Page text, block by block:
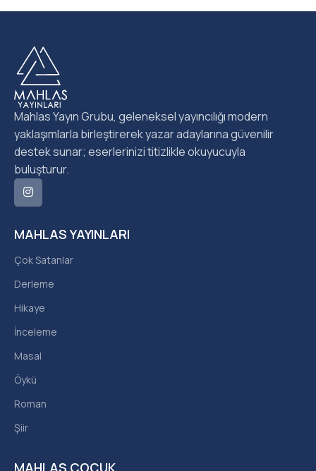
MAHLAS ÇOCUK
MAHLAS YAYINLARI
Çok Satanlar
Derleme
Hikaye
İnceleme
Masal
Öykü
Roman
Şiir
Mahlas Yayın Grubu, geleneksel yayıncılığı modern
yaklaşımlarla birleştirerek yazar adaylarına güvenilir
destek sunar; eserlerinizi titizlikle okuyucuyla
buluşturur.